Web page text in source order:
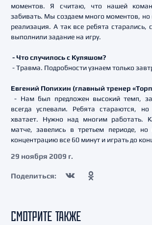
моментов. Я считаю, что нашей
забивать. Мы создаем много моментов, но
реализация. А так все ребята старались,
выполнили задание на игру.
- Что случилось с Куляшом?
- Травма. Подробности узнаем только
Евгений Попихин (главный тренер
- Нам был предложен высокий темп,
всегда успевали. Ребята стараются,
хватает. Нужно над многим работать.
матче, завелись в третьем периоде, но
концентрацию все 60 минут и играть до
29 ноября 2009 г.
Поделиться:
СМОТРИТЕ ТАКЖЕ